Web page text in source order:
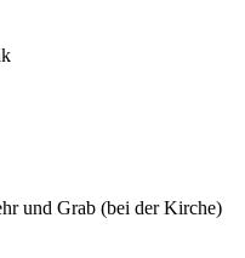
und Grab (bei der Kirche)